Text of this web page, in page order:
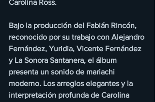
Carolina Ross.
Bajo la producción del Fabián Rincón,
reconocido por su trabajo con Alejandro
Fernández, Yuridia, Vicente Fernández
y La Sonora Santanera, el álbum
presenta un sonido de mariachi
moderno. Los arreglos elegantes y la
interpretación profunda de Carolina